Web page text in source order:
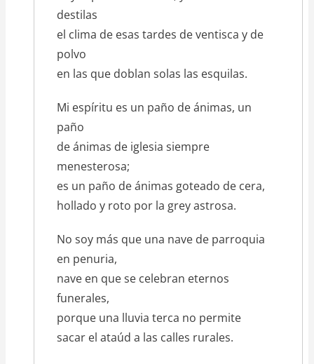
destilas
el clima de esas tardes de ventisca y de
polvo
en las que doblan solas las esquilas.
Mi espíritu es un paño de ánimas, un
paño
de ánimas de iglesia siempre
menesterosa;
es un paño de ánimas goteado de cera,
hollado y roto por la grey astrosa.
No soy más que una nave de parroquia
en penuria,
nave en que se celebran eternos
funerales,
porque una lluvia terca no permite
sacar el ataúd a las calles rurales.